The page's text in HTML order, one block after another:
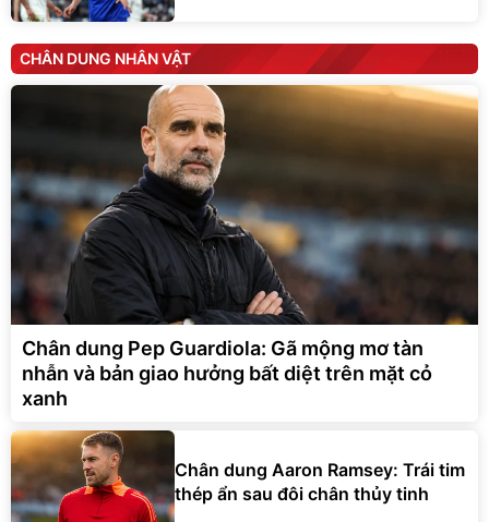
CHÂN DUNG NHÂN VẬT
Chân dung Pep Guardiola: Gã mộng mơ tàn
nhẫn và bản giao hưởng bất diệt trên mặt cỏ
xanh
Chân dung Aaron Ramsey: Trái tim
thép ẩn sau đôi chân thủy tinh